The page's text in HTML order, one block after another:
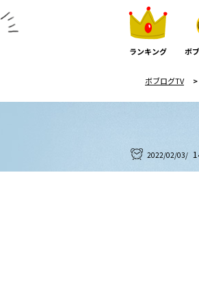
ランキング ボ
ボブログTV >
2022/02/03/